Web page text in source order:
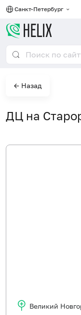
Санкт-Петербург
← Назад
ДЦ на
Великий